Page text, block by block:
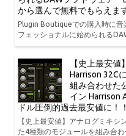
から選んで無料でもらえま
Plugin Boutiqueでの購入時に音
フェッショナルに始められる
【史上最安
Harrison 32C
組み合わせた
イン Harrison
ドル圧倒的過去最安値に！！
【史上最安値】アナログミキシ
た4種類のモジュールを組み合